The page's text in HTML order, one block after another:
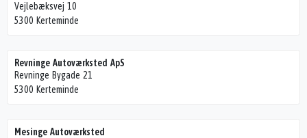
Vejlebæksvej 10
5300 Kerteminde
Revninge Autoværksted ApS
Revninge Bygade 21
5300 Kerteminde
Mesinge Autoværksted